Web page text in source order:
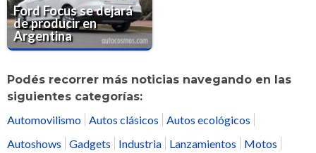
Ford Focus se dejará
de producir en
Argentina
Podés recorrer más noticias navegando en las
siguientes categorías:
Automovilismo Autos clásicos
Autos ecológicos
Autoshows
Gadgets Industria Lanzamientos
Motos